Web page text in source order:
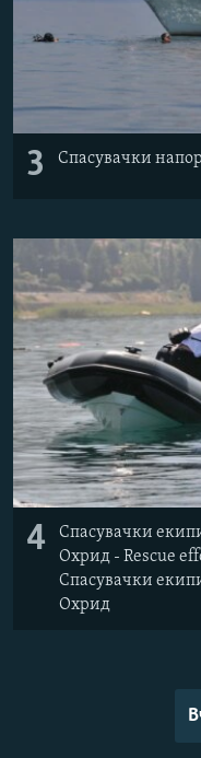
3 Спасувачки
4
Спасувачки
Охрид - Rescue
Спасувачки
Охрид